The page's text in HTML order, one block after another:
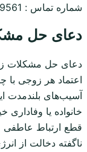
شماره تماس : 09924599561
دعای حل
دعای حل مشکلات
اعتماد هر زوجی با
آسیب‌های بلندمدت
خانواده یا وفاداری
قطع ارتباط
ناگفته دخالت از